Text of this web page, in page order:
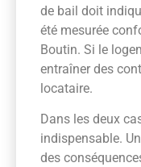
de bail doit
été mesurée
Boutin. Si le
entraîner des
locataire.
Dans les deux
indispensable.
des